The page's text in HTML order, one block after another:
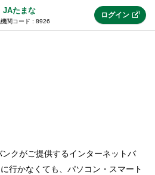
JAたまな
関コード : 8926
ログイン
クがご提供するインターネットバ
行かなくても、パソコン・スマート